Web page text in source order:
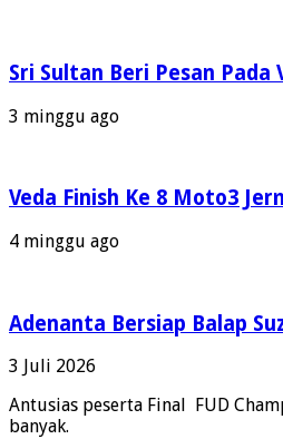
Sri Sultan Beri Pesan
3 minggu ago
Veda Finish Ke 8 Moto3
4 minggu ago
Adenanta Bersiap Balap
3 Juli 2026
Antusias peserta Final FUD
banyak.